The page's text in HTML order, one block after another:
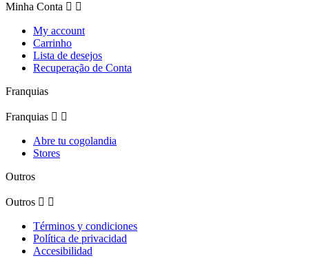
Minha Conta  
My account
Carrinho
Lista de desejos
Recuperação de Conta
Franquias
Franquias  
Abre tu cogolandia
Stores
Outros
Outros  
Términos y condiciones
Política de privacidad
Accesibilidad